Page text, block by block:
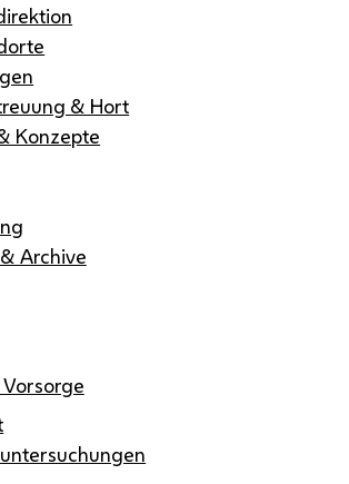
& Hort
Konzepte
Archive